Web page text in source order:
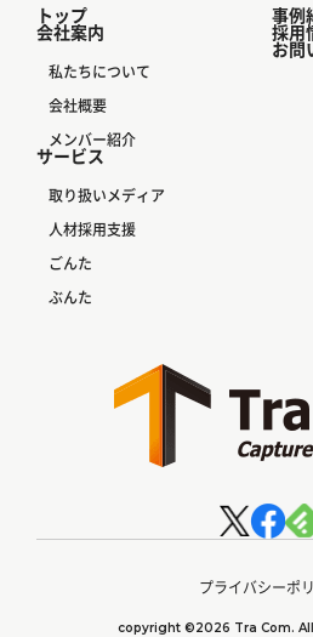
トップ
会社案内
私たちについて
会社概要
メンバー紹介
サービス
取り扱いメディア
人材採用支援
ごんた
ぶんた
事例
採用
お問
プライバシーポ
copyright ©2026 Tra Com.